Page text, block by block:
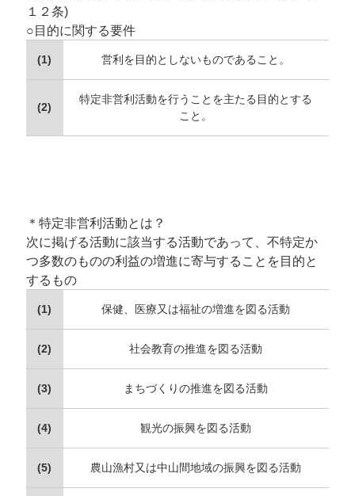
１２条)
○目的に関する要件
(1) 営利を目的としないものであること。
(2)
特定非営利活動を行うことを主たる目的とする
こと。
＊特定非営利活動とは？
次に掲げる活動に該当する活動であって、不特定か
つ多数のものの利益の増進に寄与することを目的と
するもの
(1) 保健、医療又は福祉の増進を図る活動
(2) 社会教育の推進を図る活動
(3) まちづくりの推進を図る活動
(4) 観光の振興を図る活動
(5) 農山漁村又は中山間地域の振興を図る活動